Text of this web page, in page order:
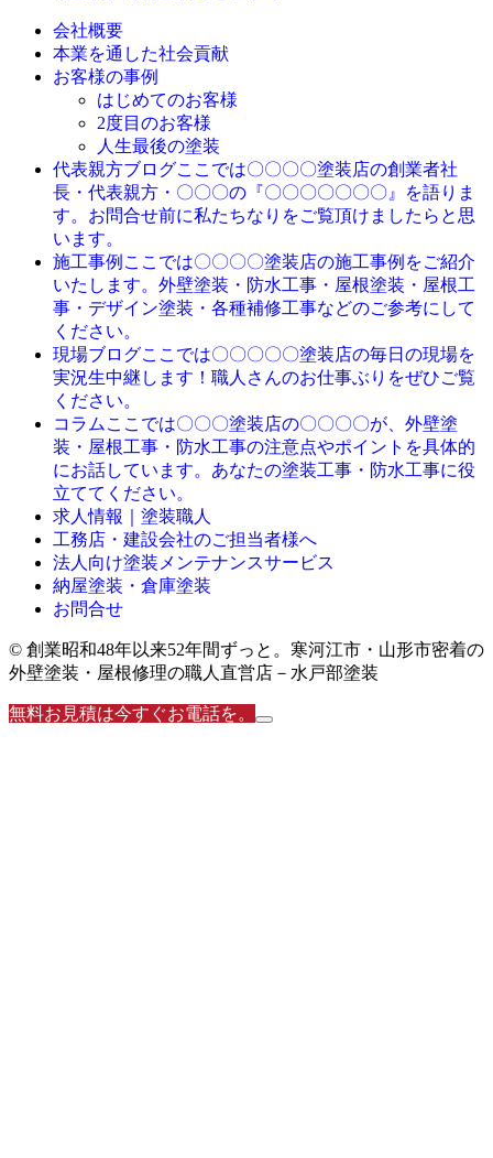
会社概要
本業を通した社会貢献
お客様の事例
はじめてのお客様
2度目のお客様
人生最後の塗装
代表親方ブログここでは〇〇〇〇塗装店の創業者社
長・代表親方・〇〇〇の『〇〇〇〇〇〇〇』を語りま
す。お問合せ前に私たちなりをご覧頂けましたらと思
います。
施工事例 ここでは〇〇〇〇塗装店の施工事例をご紹介
いたします。外壁塗装・防水工事・屋根塗装・屋根工
事・デザイン塗装・各種補修工事などのご参考にして
ください。
現場ブログここでは〇〇〇〇〇塗装店の毎日の現場を
実況生中継します！職人さんのお仕事ぶりをぜひご覧
ください。
コラム ここでは〇〇〇塗装店の〇〇〇〇が、外壁塗
装・屋根工事・防水工事の注意点やポイントを具体的
にお話しています。あなたの塗装工事・防水工事に役
立ててください。
求人情報｜塗装職人
工務店・建設会社のご担当者様へ
法人向け塗装メンテナンスサービス
納屋塗装・倉庫塗装
お問合せ
© 創業昭和48年以来52年間ずっと。寒河江市・山形市密着の
外壁塗装・屋根修理の職人直営店－水戸部塗装
無料お見積は今すぐお電話を。